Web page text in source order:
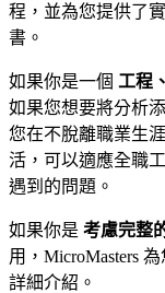
程，並為您提供了
書。
如果你是一個 工程
如果您想要將分析
您在不脫離職業生
活，可以適應全職
遇到的問題。
如果你是 考慮完整
用，MicroMasters
詳細介紹。